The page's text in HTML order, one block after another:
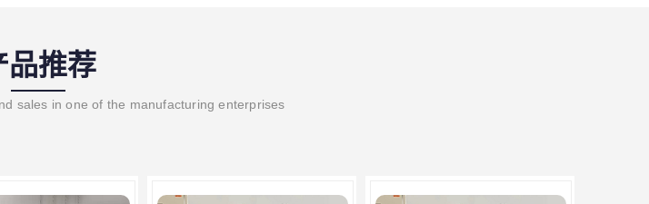
品推荐
sales in one of the manufacturing enterprises